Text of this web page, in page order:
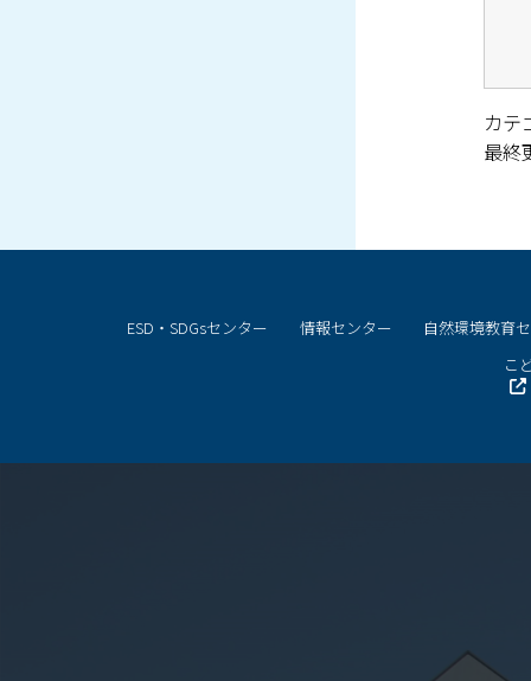
カ
最終
ESD・SDGsセンター 情報センター 自然環境教育
こ